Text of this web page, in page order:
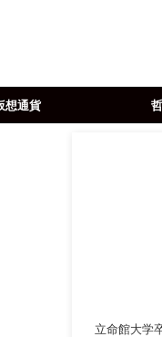
想通貨
立命館大学